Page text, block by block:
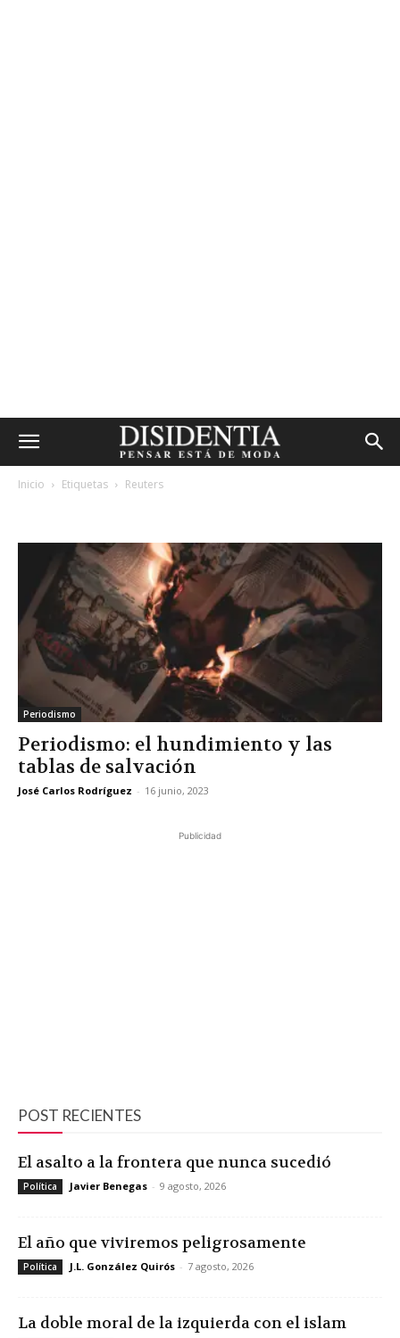
Inicio Etiquetas Reuters
Periodismo
Periodismo: el hundimiento y las
tablas de salvación
José Carlos Rodríguez - 16 junio, 2023
Publicidad
POST RECIENTES
El asalto a la frontera que nunca sucedió
Política Javier Benegas - 9 agosto, 2026
El año que viviremos peligrosamente
Política J.L. González Quirós - 7 agosto, 2026
La doble moral de la izquierda con el islam